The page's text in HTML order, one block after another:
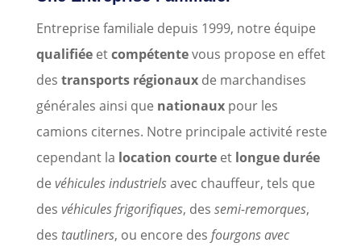
Entreprise familiale depuis 1999, notre équipe
qualifiéeetcompétentevous propose en effet
des transports régionauxde marchandises
générales ainsi que nationauxpour les
camions citernes. Notre principale activité reste
cependant la location courteetlongue durée
de véhicules industrielsavec chauffeur, tels que
des véhicules frigorifiques, des semi-remorques,
des tautliners, ou encore des fourgons avec